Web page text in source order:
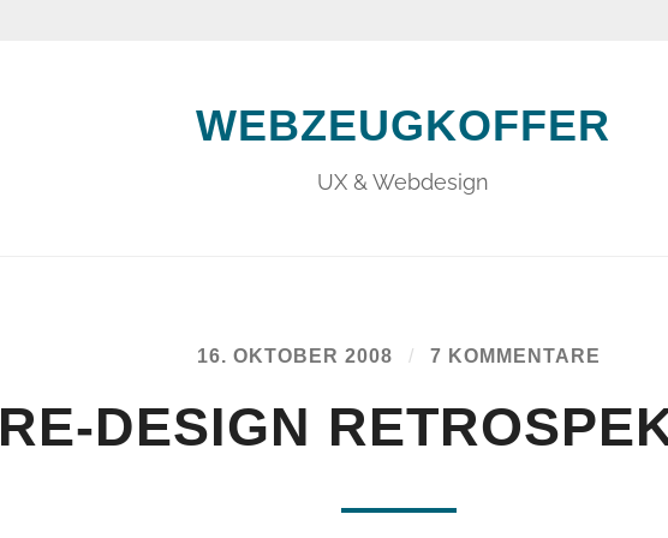
WEBZEUGKOFFER
UX & Webdesign
16. OKTOBER 2008 / 7 KOMMENTARE
RE-DESIGN